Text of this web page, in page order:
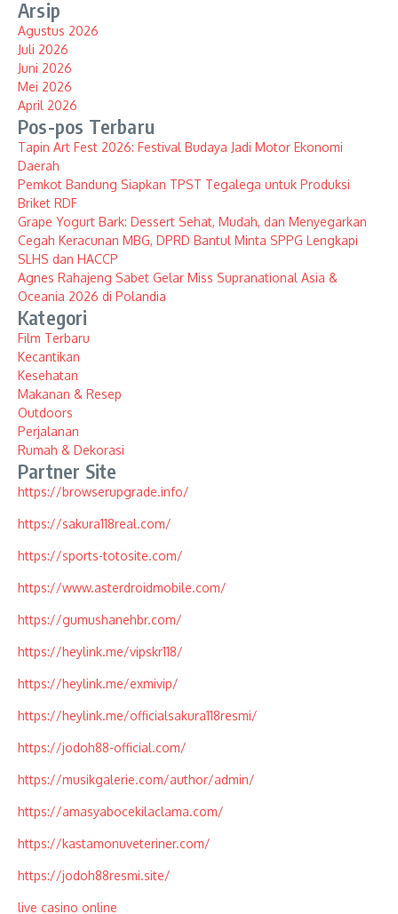
Arsip
Agustus 2026
Juli 2026
Juni 2026
Mei 2026
April 2026
Pos-pos Terbaru
Tapin Art Fest 2026: Festival Budaya Jadi Motor Ekonomi
Daerah
Pemkot Bandung Siapkan TPST Tegalega untuk Produksi
Briket RDF
Grape Yogurt Bark: Dessert Sehat, Mudah, dan Menyegarkan
Cegah Keracunan MBG, DPRD Bantul Minta SPPG Lengkapi
SLHS dan HACCP
Agnes Rahajeng Sabet Gelar Miss Supranational Asia &
Oceania 2026 di Polandia
Kategori
Film Terbaru
Kecantikan
Kesehatan
Makanan & Resep
Outdoors
Perjalanan
Rumah & Dekorasi
Partner Site
https://browserupgrade.info/
https://sakura118real.com/
https://sports-totosite.com/
https://www.asterdroidmobile.com/
https://gumushanehbr.com/
https://heylink.me/vipskr118/
https://heylink.me/exmivip/
https://heylink.me/officialsakura118resmi/
https://jodoh88-official.com/
https://musikgalerie.com/author/admin/
https://amasyabocekilaclama.com/
https://kastamonuveteriner.com/
https://jodoh88resmi.site/
live casino online